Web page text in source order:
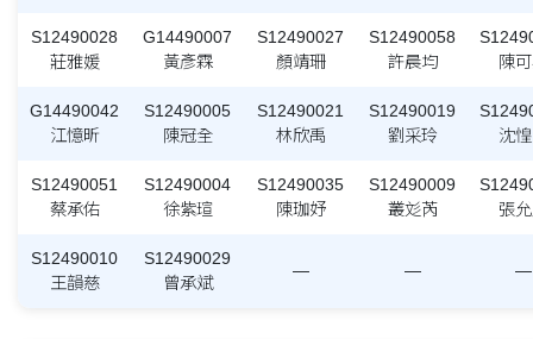
S12490028
莊雅媛
G14490007
黃彥霖
S12490027
顏靖珊
S12490058
許晨均
陳
G14490042
江憶昕
S12490005
陳冠全
S12490021
林欣禹
S12490019
劉采玲
沈
S12490051
蔡承佑
S12490004
徐紫瑄
S12490035
陳珈妤
S12490009
叢彣芮
張
S12490010
王韻慈
S12490029
曾承斌
— — —